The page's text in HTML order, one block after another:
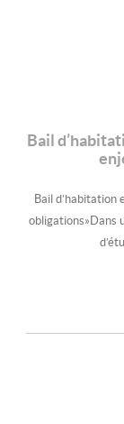
Bail
Bail d’habitation
obligations»Dans